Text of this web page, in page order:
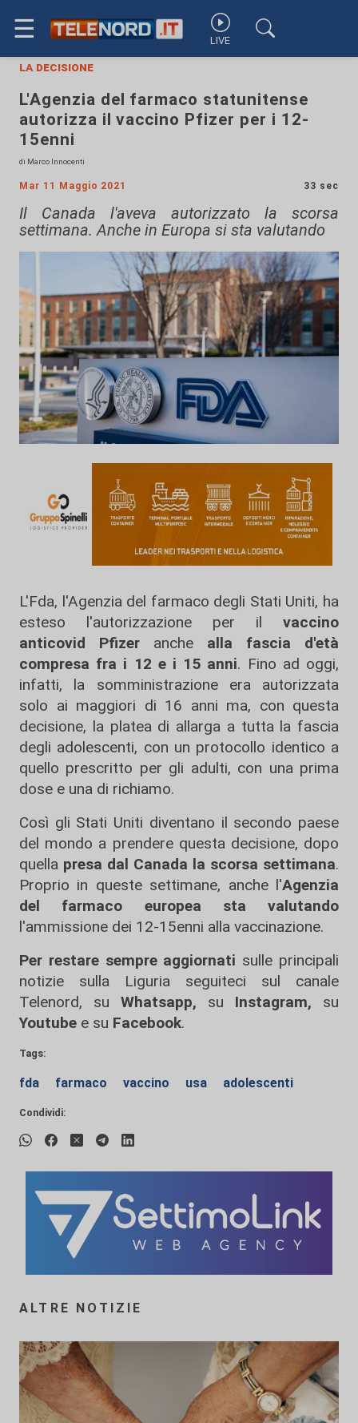
☰ LIVE
la decisione
L'Agenzia del farmaco statunitense
autorizza il vaccino Pfizer per i 12-
15enni
di Marco Innocenti
Mar 11 Maggio 2021 33 sec
Il Canada l'aveva autorizzato la scorsa
settimana. Anche in Europa si sta valutando
L'Fda, l'Agenzia del farmaco degli Stati Uniti, ha
esteso l'autorizzazione per il vaccino
anticovid Pfizer anche alla fascia d'età
compresa fra i 12 e i 15 anni. Fino ad oggi,
infatti, la somministrazione era autorizzata
solo ai maggiori di 16 anni ma, con questa
decisione, la platea di allarga a tutta la fascia
degli adolescenti, con un protocollo identico a
quello prescritto per gli adulti, con una prima
dose e una di richiamo.
Così gli Stati Uniti diventano il secondo paese
del mondo a prendere questa decisione, dopo
quella presa dal Canada la scorsa settimana.
Proprio in queste settimane, anche l'Agenzia
del farmaco europea sta valutando
l'ammissione dei 12-15enni alla vaccinazione.
Per restare sempre aggiornati sulle principali
notizie sulla Liguria seguiteci sul canale
Telenord, su
Whatsapp, su Instagram, su
Youtube e su Facebook.
Tags:
fda farmaco vaccino usa adolescenti
Condividi:
ALTRE NOTIZIE